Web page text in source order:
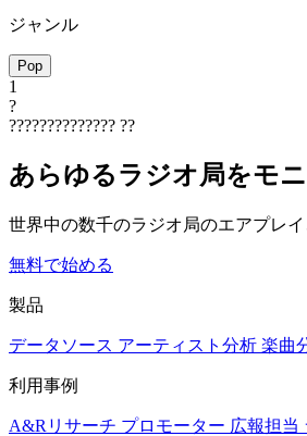
ジャンル
Pop
1
?
?????????????? ??
あらゆるラジオ局をモ
世界中の数千のラジオ局のエアプレ
無料で始める
製品
データソース アーティスト分析 楽曲
利用事例
A&Rリサーチ プロモーター 広報担当